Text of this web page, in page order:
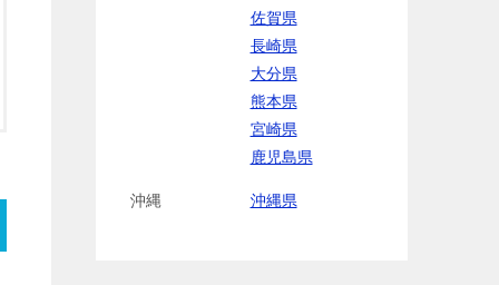
佐賀県
長崎県
大分県
熊本県
宮崎県
鹿児島県
沖縄 沖縄県